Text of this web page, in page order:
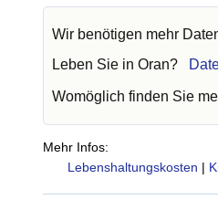
Wir benötigen mehr
Leben Sie in Oran?
Womöglich finden Sie
Mehr Infos:
Lebenshaltungskosten |